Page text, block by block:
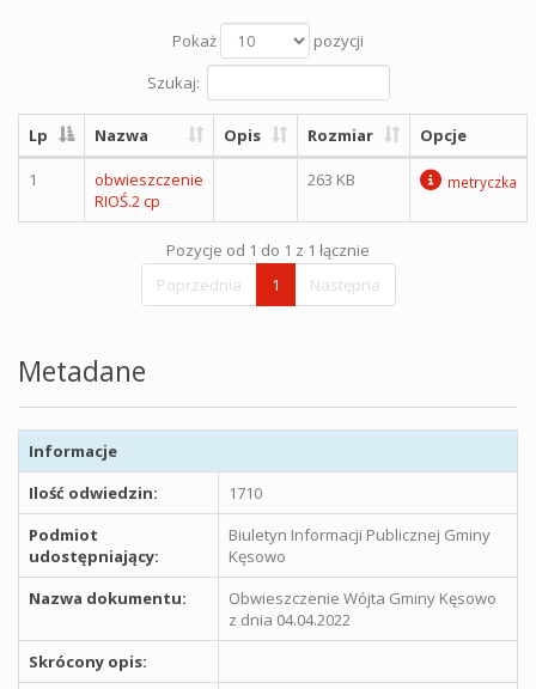
Pokaż
pozycji
Szukaj:
Lp Nazwa Opis Rozmiar Opcje
1
obwieszczenie
RIOŚ.2 cp
263 KB metryczka
Pozycje od 1 do 1 z 1 łącznie
Poprzednia
1 Następna
Metadane
Informacje
Ilość odwiedzin:
1710
Podmiot
udostępniający:
Biuletyn Informacji Publicznej Gminy
Kęsowo
Nazwa dokumentu:
Obwieszczenie Wójta Gminy Kęsowo
z dnia 04.04.2022
Skrócony opis: